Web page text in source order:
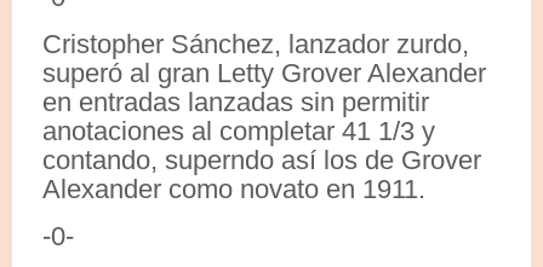
Cristopher Sánchez, lanzador zurdo,
superó al gran Letty Grover Alexander
en entradas lanzadas sin permitir
anotaciones al completar 41 1/3 y
contando, superndo así los de Grover
Alexander como novato en 1911.
-0-